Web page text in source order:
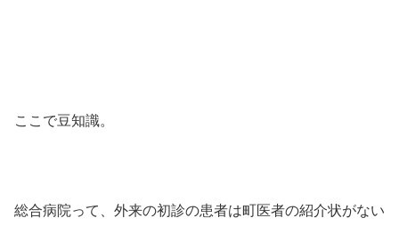
ここで豆知識。
総合病院って、外来の初診の患者は町医者の紹介状がない